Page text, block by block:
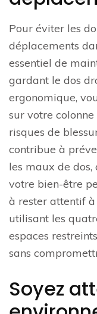
Pour éviter les
déplacements
essentiel de
gardant le dos
ergonomique,
sur votre
risques de
contribue à
les maux de
votre bien-être
à rester attentif
utilisant les
espaces
sans
Soyez